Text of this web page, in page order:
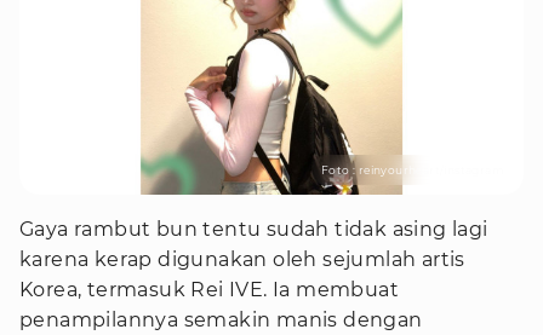
Foto : reinyourheart/instagram
Gaya rambut bun tentu sudah tidak asing lagi
karena kerap digunakan oleh sejumlah artis
Korea, termasuk Rei IVE. Ia membuat
penampilannya semakin manis dengan